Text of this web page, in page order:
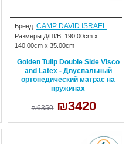
Бренд: CAMP DAVID ISRAEL
Размеры Д/Ш/В: 190.00cm x
140.00cm x 35.00cm
Golden Tulip Double Side Visco
and Latex - Двуспальный
ортопедический матрас на
пружинах
₪6350 ₪3420